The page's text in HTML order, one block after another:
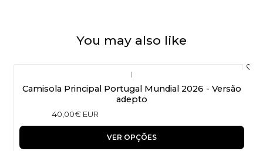
You may also like
|
Camisola Principal Portugal Mundial 2026 - Versão
adepto
40,00€ EUR
VER OPÇÕES